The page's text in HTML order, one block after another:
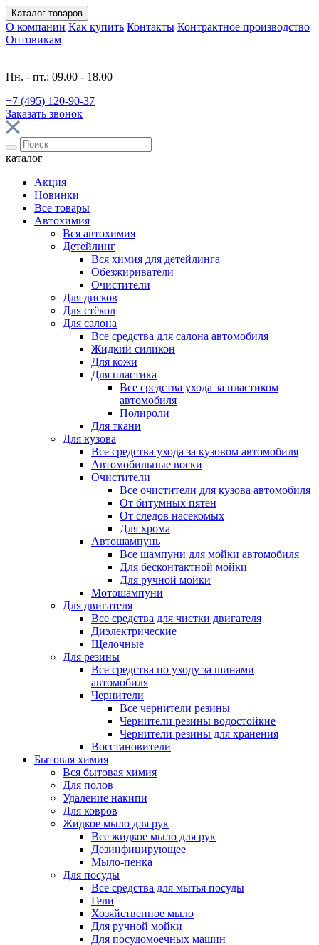
Каталог товаров
О компании Как купить Контакты Контрактное производство
Оптовикам
Пн. - пт.: 09.00 - 18.00
+7 (495) 120-90-37
Заказать звонок
каталог
Акция
Новинки
Все товары
Автохимия
Вся автохимия
Детейлинг
Вся химия для детейлинга
Обезжириватели
Очистители
Для дисков
Для стёкол
Для салона
Все средства для салона автомобиля
Жидкий силикон
Для кожи
Для пластика
Все средства ухода за пластиком
автомобиля
Полироли
Для ткани
Для кузова
Все средства ухода за кузовом автомобиля
Автомобильные воски
Очистители
Все очистители для кузова автомобиля
От битумных пятен
От следов насекомых
Для хрома
Автошампунь
Все шампуни для мойки автомобиля
Для бесконтактной мойки
Для ручной мойки
Мотошампуни
Для двигателя
Все средства для чистки двигателя
Диэлектрические
Щелочные
Для резины
Все средства по уходу за шинами
автомобиля
Чернители
Все чернители резины
Чернители резины водостойкие
Чернители резины для хранения
Восстановители
Бытовая химия
Вся бытовая химия
Для полов
Удаление накипи
Для ковров
Жидкое мыло для рук
Все жидкое мыло для рук
Дезинфицирующее
Мыло-пенка
Для посуды
Все средства для мытья посуды
Гели
Хозяйственное мыло
Для ручной мойки
Для посудомоечных машин